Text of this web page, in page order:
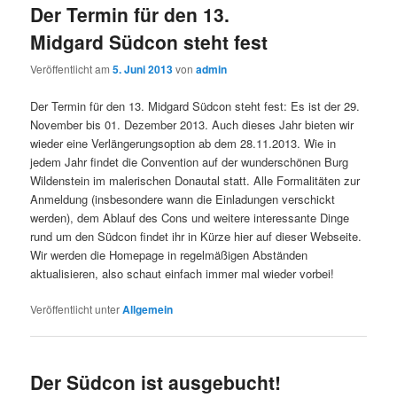
Der Termin für den 13.
Midgard Südcon steht fest
Veröffentlicht am5. Juni 2013vonadmin
Der Termin für den 13. Midgard Südcon steht fest: Es ist der 29.
November bis 01. Dezember 2013. Auch dieses Jahr bieten wir
wieder eine Verlängerungsoption ab dem 28.11.2013. Wie in
jedem Jahr findet die Convention auf der wunderschönen Burg
Wildenstein im malerischen Donautal statt. Alle Formalitäten zur
Anmeldung (insbesondere wann die Einladungen verschickt
werden), dem Ablauf des Cons und weitere interessante Dinge
rund um den Südcon findet ihr in Kürze hier auf dieser Webseite.
Wir werden die Homepage in regelmäßigen Abständen
aktualisieren, also schaut einfach immer mal wieder vorbei!
Veröffentlicht unterAllgemein
Der Südcon ist ausgebucht!